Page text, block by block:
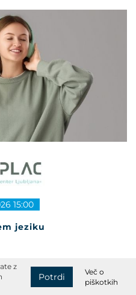
jeziku
15:00
z
Potrdi
Več o
piškotkih